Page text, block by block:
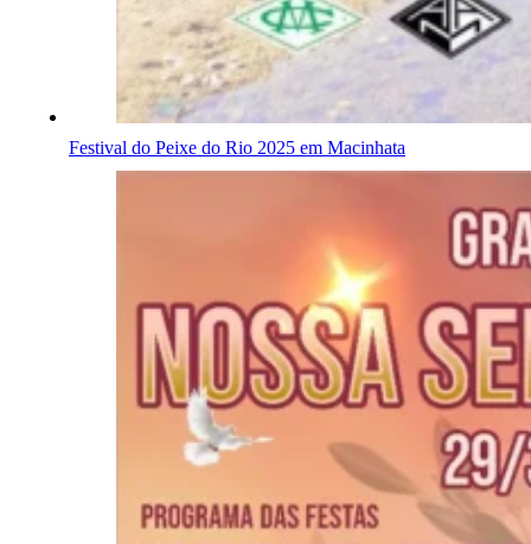
Festival do Peixe do Rio 2025 em Macinhata